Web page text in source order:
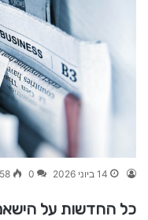
14 ביוני 2026 0
58
כל החדשות על